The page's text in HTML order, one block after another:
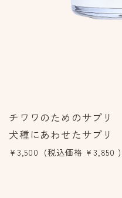
チワワのためのサプリ
犬種にあわせたサプリ
¥3,500 (税込価格 ¥3,850 )